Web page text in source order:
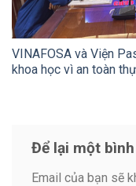
VINAFOSA và Viện
khoa học vì an toàn
Để lại một
Email của bạn sẽ